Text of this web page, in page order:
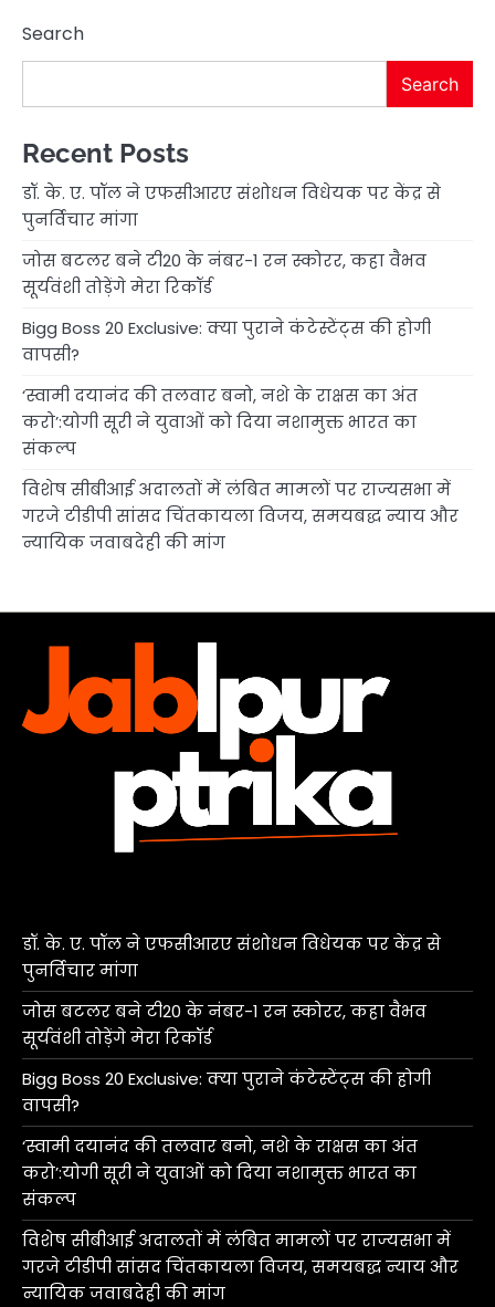
Search
Search
Recent Posts
डॉ. के. ए. पॉल ने एफसीआरए संशोधन विधेयक पर केंद्र से
पुनर्विचार मांगा
जोस बटलर बने टी20 के नंबर-1 रन स्कोरर, कहा वैभव
सूर्यवंशी तोड़ेंगे मेरा रिकॉर्ड
Bigg Boss 20 Exclusive: क्या पुराने कंटेस्टेंट्स की होगी
वापसी?
‘स्वामी दयानंद की तलवार बनो, नशे के राक्षस का अंत
करो’:योगी सूरी ने युवाओं को दिया नशामुक्त भारत का
संकल्प
विशेष सीबीआई अदालतों में लंबित मामलों पर राज्यसभा में
गरजे टीडीपी सांसद चिंतकायला विजय, समयबद्ध न्याय और
न्यायिक जवाबदेही की मांग
डॉ. के. ए. पॉल ने एफसीआरए संशोधन विधेयक पर केंद्र से
पुनर्विचार मांगा
जोस बटलर बने टी20 के नंबर-1 रन स्कोरर, कहा वैभव
सूर्यवंशी तोड़ेंगे मेरा रिकॉर्ड
Bigg Boss 20 Exclusive: क्या पुराने कंटेस्टेंट्स की होगी
वापसी?
‘स्वामी दयानंद की तलवार बनो, नशे के राक्षस का अंत
करो’:योगी सूरी ने युवाओं को दिया नशामुक्त भारत का
संकल्प
विशेष सीबीआई अदालतों में लंबित मामलों पर राज्यसभा में
गरजे टीडीपी सांसद चिंतकायला विजय, समयबद्ध न्याय और
न्यायिक जवाबदेही की मांग